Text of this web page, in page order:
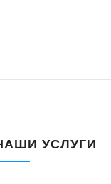
УСЛУГИ